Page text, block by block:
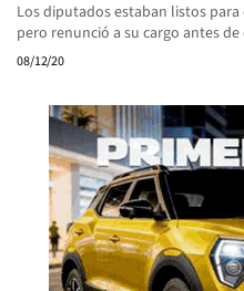
Los diputados estaban listos
pero renunció a su cargo antes
08/12/20